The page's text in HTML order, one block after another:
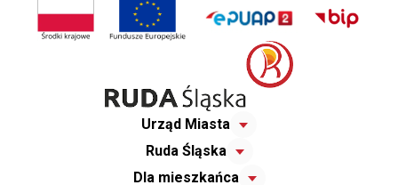
Urząd Miasta
Ruda Śląska
Dla mieszkańca